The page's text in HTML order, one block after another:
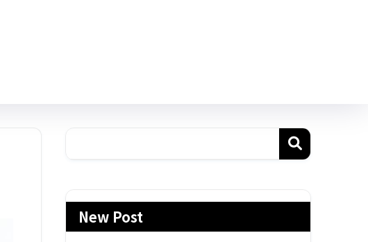
New Post